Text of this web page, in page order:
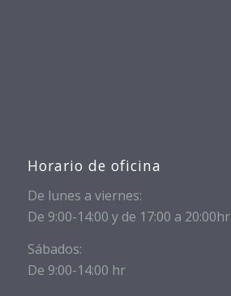
Horario de oficina
De lunes a viernes:
De 9:00-14:00 y de 17:00 a 20:00hr
Sábados:
De 9:00-14:00 hr